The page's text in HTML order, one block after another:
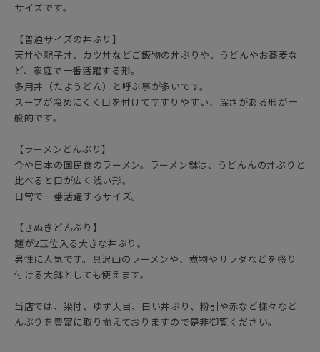
サイズです。
【普通サイズの丼ぶり】
天丼や親子丼、カツ丼などご飯物の丼ぶりや、うどんやお蕎麦な
ど、家庭で一番活躍する形。
多用丼（たようどん）と呼ぶ事が多いです。
スープが冷めにくく口を付けてすすりやすい、深さがある形が一
般的です。
【ラーメンどんぶり】
今や日本の国民食のラーメン。ラーメン鉢は、うどんんの丼ぶりと
比べると口が広く浅い形。
日常で一番活躍するサイズ。
【さぬきどんぶり】
麺が2玉位入る大きな丼ぶり。
男性に人気です。具沢山のラーメンや、煮物やサラダなどを盛り
付ける大鉢としても使えます。
当店では、染付、ゆず天目、白い丼ぶり、粉引や赤など様々など
んぶりを豊富に取り揃えておりますので是非御覧ください。